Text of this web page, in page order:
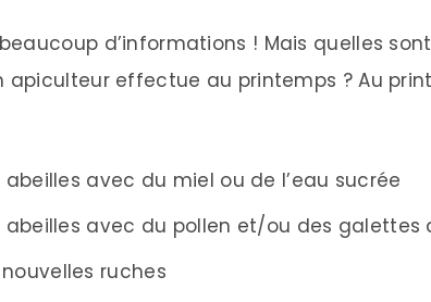
d’informations ! Mais quelles
apiculteur effectue au printemps ? Au
abeilles avec du miel ou de l’eau sucrée
abeilles avec du pollen et/ou des galettes
ruches